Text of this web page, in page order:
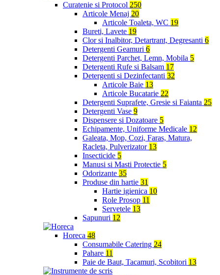
Curatenie si Protocol 250
Articole Menaj 20
Articole Toaleta, WC 19
Bureti, Lavete 19
Clor si Inalbitor, Detartrant, Degresanti 6
Detergenti Geamuri 6
Detergenti Parchet, Lemn, Mobila 5
Detergenti Rufe si Balsam 17
Detergenti si Dezinfectanti 32
Articole Baie 13
Articole Bucatarie 22
Detergenti Suprafete, Gresie si Faianta 25
Detergenti Vase 9
Dispensere si Dozatoare 5
Echipamente, Uniforme Medicale 12
Galeata, Mop, Cozi, Faras, Matura,
Racleta, Pulverizator 13
Insecticide 5
Manusi si Masti Protectie 5
Odorizante 35
Produse din hartie 31
Hartie igienica 10
Role Prosop 11
Servetele 13
Sapunuri 12
Horeca 48
Consumabile Catering 24
Pahare 11
Paie de Baut, Tacamuri, Scobitori 13